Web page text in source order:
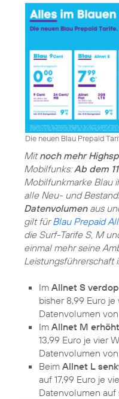
Die neuen Blau Prepaid
Mitnoch mehr
Mobilfunks:Ab dem
Mobilfunkmarke Blau
alle Neu- und
Datenvolumenaus
gilt fürBlau Prepaid
die Surf-Tarife S, M
einmal mehr seine
Leistungsführerschaft
Im Allnet S
bisher 8,99 Euro
Datenvolumen von
Im Allnet M erhöht
13,99 Euro je vier
Datenvolumen
Beim Allnet L
auf 17,99 Euro je
Datenvolumen auf